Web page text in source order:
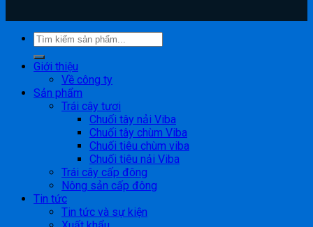
Giới thiệu
Về công ty
Sản phẩm
Trái cây tươi
Chuối tây nải Viba
Chuối tây chùm Viba
Chuối tiêu chùm viba
Chuối tiêu nải Viba
Trái cây cấp đông
Nông sản cấp đông
Tin tức
Tin tức và sự kiện